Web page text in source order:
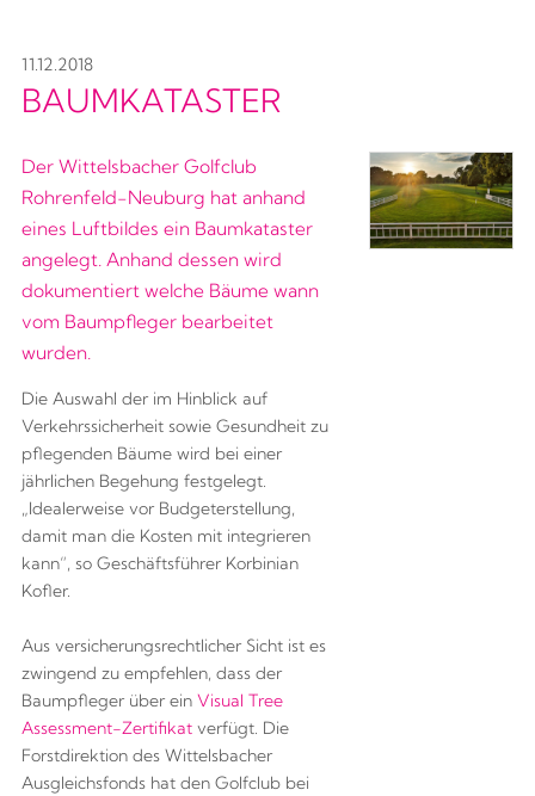
11.12.2018
BAUMKATASTER
Der Wittelsbacher Golfclub
Rohrenfeld-Neuburg hat anhand
eines Luftbildes ein Baumkataster
angelegt. Anhand dessen wird
dokumentiert welche Bäume wann
vom Baumpfleger bearbeitet
wurden.
Die Auswahl der im Hinblick auf
Verkehrssicherheit sowie Gesundheit zu
pflegenden Bäume wird bei einer
jährlichen Begehung festgelegt.
„Idealerweise vor Budgeterstellung,
damit man die Kosten mit integrieren
kann“, so Geschäftsführer Korbinian
Kofler.
Aus versicherungsrechtlicher Sicht ist es
zwingend zu empfehlen, dass der
Baumpfleger über ein Visual Tree
Assessment-Zertifikatverfügt. Die
Forstdirektion des Wittelsbacher
Ausgleichsfonds hat den Golfclub bei